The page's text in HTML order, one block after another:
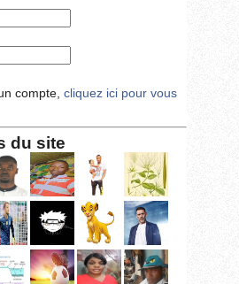
compte, cliquez ici pour vous
du site